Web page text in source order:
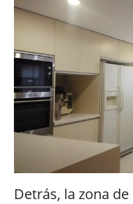
Detrás, la zona